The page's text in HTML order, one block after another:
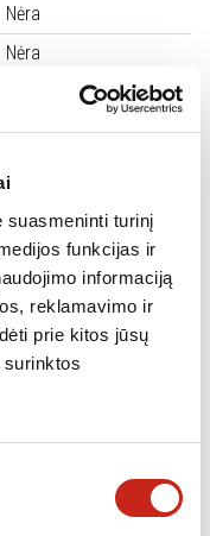
suasmeninti turinį
funkcijas ir
informaciją
reklamavimo ir
prie kitos jūsų
surinktos
Nėra
Nėra
53 kWh
B
A
A